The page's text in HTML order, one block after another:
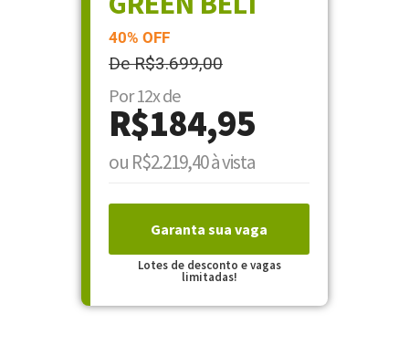
40% OFF
De R$3.699,00
Por 12x de
R$184,95
ou R$2.219,40 à vista
Garanta sua vaga
Lotes de desconto e vagas
limitadas!